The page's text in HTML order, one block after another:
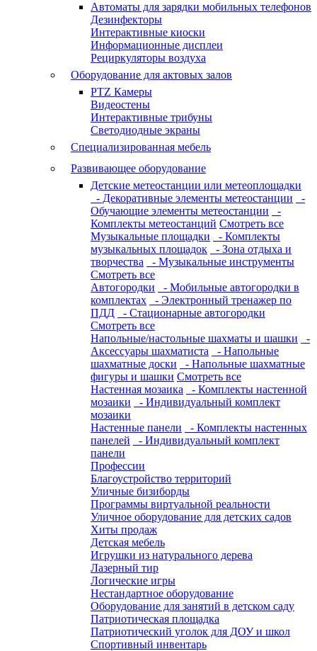
Автоматы для зарядки мобильных телефонов
Дезинфекторы
Интерактивные киоски
Информационные дисплеи
Рециркуляторы воздуха
Оборудование для актовых залов
PTZ Камеры
Видеостены
Интерактивные трибуны
Светодиодные экраны
Специализированная мебель
Развивающее оборудование
Детские метеостанции или метеоплощадки
- Декоративные элементы метеостанции
-
Обучающие элементы метеостанции
-
Комплекты метеостанций Смотреть все
Музыкальные площадки
- Комплекты
музыкальных площадок
- Зона отдыха и
творчества
- Музыкальные инструменты
Смотреть все
Автогородки
- Мобильные автогородки в
комплектах
- Электронный тренажер по
ПДД
- Стационарные автогородки
Смотреть все
Напольные/настольные шахматы и шашки
-
Аксессуары шахматиста
- Напольные
шахматные доски
- Напольные шахматные
фигуры и шашки Смотреть все
Настенная мозаика
- Комплекты настенной
мозаики
- Индивидуальный комплект
мозаики
Настенные панели
- Комплекты настенных
панелей
- Индивидуальный комплект
панели
Профессии
Благоустройство территорий
Уличные бизиборды
Программы виртуальной реальности
Уличное оборудование для детских садов
Хиты продаж
Детская мебель
Игрушки из натурального дерева
Лазерный тир
Логические игры
Нестандартное оборудование
Оборудование для занятий в детском саду
Патриотическая площадка
Патриотический уголок для ДОУ и школ
Спортивный инвентарь